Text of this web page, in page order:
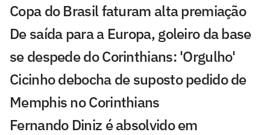
Copa do Brasil faturam alta premiação
De saída para a Europa, goleiro da base
se despede do Corinthians: 'Orgulho'
Cicinho debocha de suposto pedido de
Memphis no Corinthians
Fernando Diniz é absolvido em